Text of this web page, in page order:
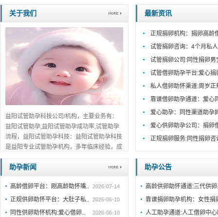
关于我们
益阳试管助孕科技公司/机构，主要业务有：
益阳试管助孕,益阳试管助孕成功率,试管助孕
流程，益阳试管助孕科技：益阳试管助孕科技
是益阳专业试管助孕机构，多年临床经验，成
功案例丰富。一对一咨询，关于我们公开透
明，值得信赖。...
最新资讯
正规捐卵机构：捐卵高龄
试管捐卵咨询：4个月私
试管捐卵公司:同性捐卵
试管借卵助孕平台:爱心
私人借卵助怀渠道:周岁
靠谱借卵助孕通道：爱心
爱心助孕：同性渠道助孕
爱心供卵助孕公司：捐卵
正规捐卵服务:同性捐卵
助孕新闻
高龄借卵平台：刚高龄助怀嘴.. 2026-07-14
正规供卵助怀平台：大肚子私.. 2026-06-10
同性供卵助怀机构:爱心借卵.. 2026-06-10
助孕公告
高龄供卵助怀通道:三代供
靠谱捐卵助孕机构：女性
人工助孕通道:人工借卵中